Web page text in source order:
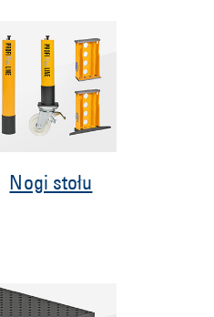
Nogi stołu